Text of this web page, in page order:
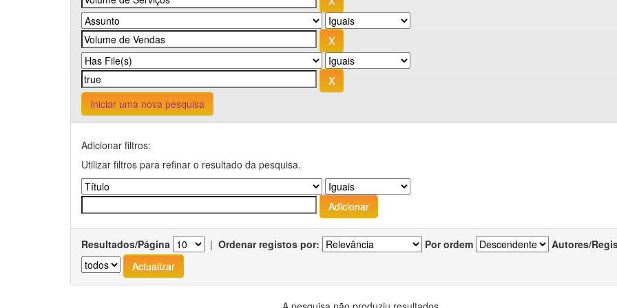
Iniciar uma nova pesquisa
Adicionar filtros:
Utilizar filtros para refinar o resultado da pesquisa.
Resultados/Página | Ordenar registos por: Por ordem Autores/